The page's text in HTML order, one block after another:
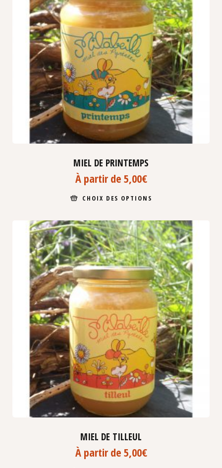
MIEL DE PRINTEMPS
À partir de 5,00€
CHOIX DES OPTIONS
MIEL DE TILLEUL
À partir de 5,00€